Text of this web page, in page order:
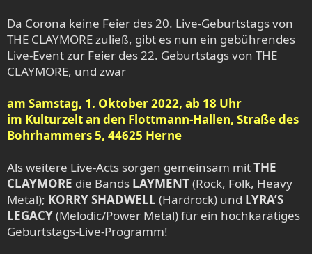
Da Corona keine Feier des 20. Live-Geburtstags von
THE CLAYMORE zuließ, gibt es nun ein gebührendes
Live-Event zur Feier des 22. Geburtstags von THE
CLAYMORE, und zwar
am Samstag, 1. Oktober 2022, ab 18 Uhr
im Kulturzelt an den Flottmann-Hallen, Straße des
Bohrhammers 5, 44625 Herne
Als weitere Live-Acts sorgen gemeinsam mitTHE
CLAYMORE die Bands LAYMENT(Rock, Folk, Heavy
Metal); KORRY SHADWELL (Hardrock) und LYRA’S
LEGACY(Melodic/Power Metal) für ein hochkarätiges
Geburtstags-Live-Programm!